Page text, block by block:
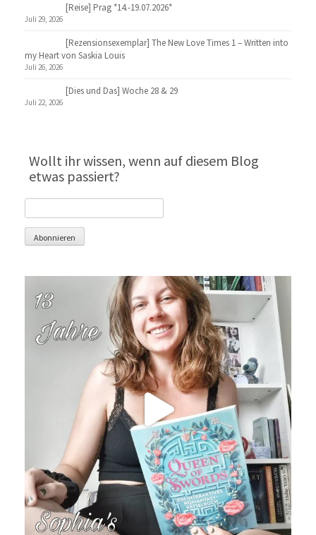
[Reise] Prag *14.-19.07.2026*
Juli 29, 2026
[Rezensionsexemplar] The New Love Times 1 – Written into
my Heart von Saskia Louis
Juli 26, 2026
[Dies und Das] Woche 28 & 29
Juli 22, 2026
Wollt ihr wissen, wenn auf diesem Blog
etwas passiert?